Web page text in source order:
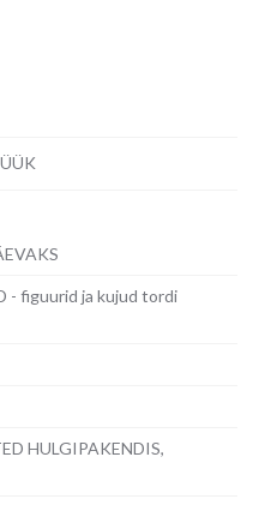
- figuurid ja kujud tordi
HULGIPAKENDIS,